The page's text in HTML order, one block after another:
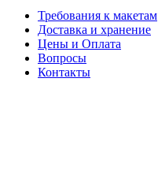
Требования к макетам
Доставка и хранение
Цены и Оплата
Вопросы
Контакты